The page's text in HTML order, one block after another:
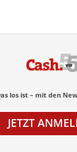
los ist – mit den
JETZT